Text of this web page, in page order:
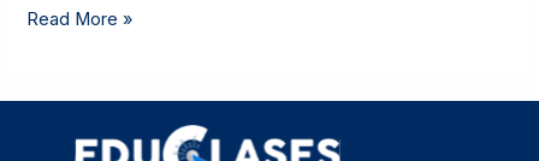
Read More »